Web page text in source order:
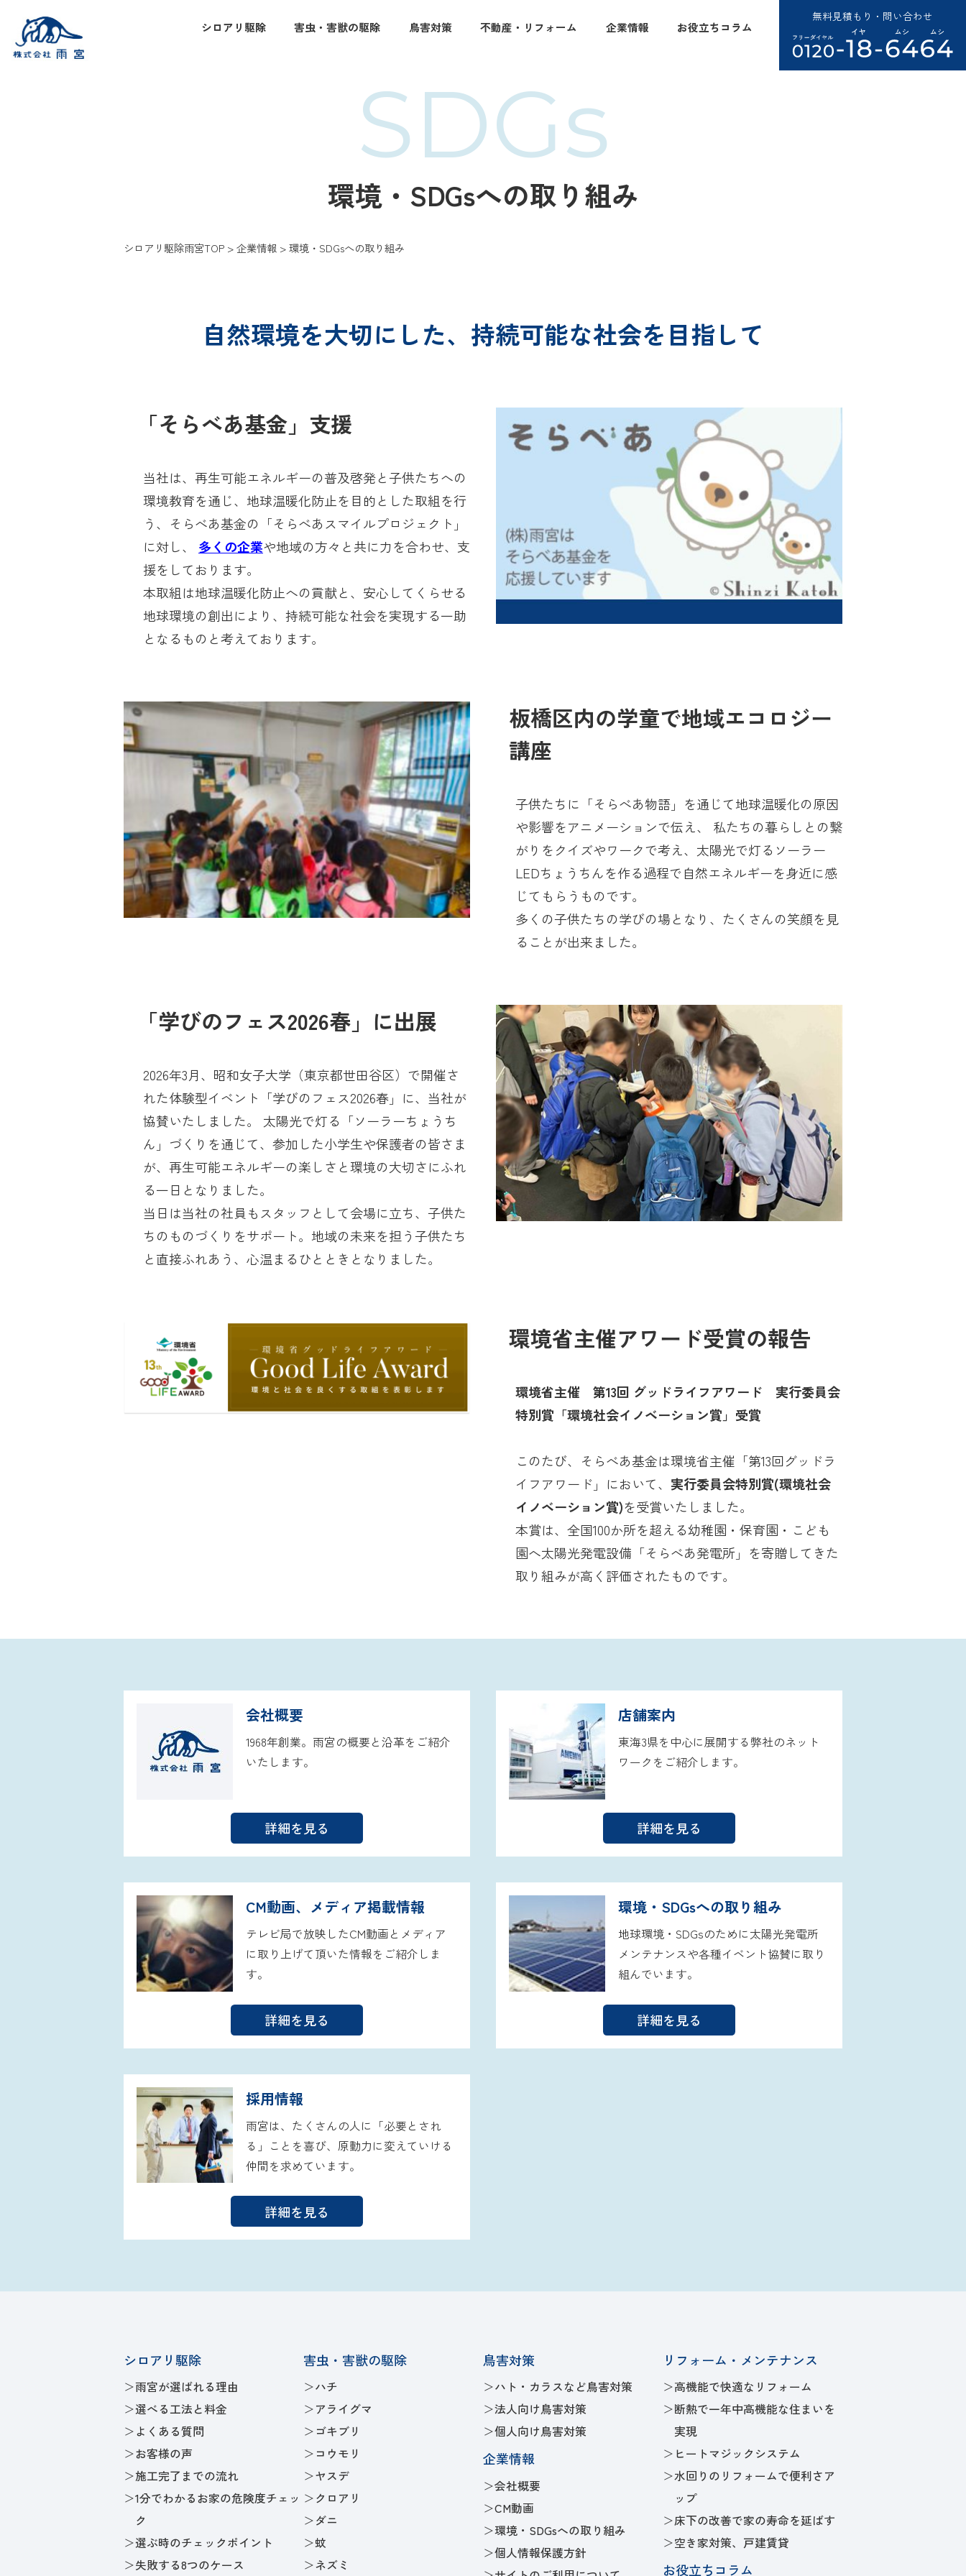
シロアリ駆除 害虫・害獣の駆除 鳥害対策 不動産・リフォーム 企業情報 お役立ちコラム
無料見積もり・問い合わせ
SDGs
環境・SDGsへの取り組み
シロアリ駆除雨宮TOP >企業情報 >環境・SDGsへの取り組み
自然環境を大切にした、持続可能な社会を目指して
「そらべあ基金」支援
当社は、再生可能エネルギーの普及啓発と子供たちへの
環境教育を通じ、地球温暖化防止を目的とした取組を行
う、そらべあ基金の「そらべあスマイルプロジェクト」
に対し、 多くの企業や地域の方々と共に力を合わせ、支
援をしております。
本取組は地球温暖化防止への貢献と、安心してくらせる
地球環境の創出により、持続可能な社会を実現する一助
となるものと考えております。
板橋区内の学童で地域エコロジー
講座
子供たちに「そらべあ物語」を通じて地球温暖化の原因
や影響をアニメーションで伝え、 私たちの暮らしとの繋
がりをクイズやワークで考え、太陽光で灯るソーラー
LEDちょうちんを作る過程で自然エネルギーを身近に感
じてもらうものです。
多くの子供たちの学びの場となり、たくさんの笑顔を見
ることが出来ました。
「学びのフェス2026春」に出展
2026年3月、昭和女子大学（東京都世田谷区）で開催さ
れた体験型イベント「学びのフェス2026春」に、当社が
協賛いたしました。 太陽光で灯る「ソーラーちょうち
ん」づくりを通じて、参加した小学生や保護者の皆さま
が、再生可能エネルギーの楽しさと環境の大切さにふれ
る一日となりました。
当日は当社の社員もスタッフとして会場に立ち、子供た
ちのものづくりをサポート。地域の未来を担う子供たち
と直接ふれあう、心温まるひとときとなりました。
環境省主催アワード受賞の報告
環境省主催 第13回 グッドライフアワード 実行委員会
特別賞「環境社会イノベーション賞」受賞
このたび、そらべあ基金は環境省主催「第13回グッドラ
イフアワード」において、 実行委員会特別賞(環境社会
イノベーション賞)を受賞いたしました。
本賞は、全国100か所を超える幼稚園・保育園・こども
園へ太陽光発電設備「そらべあ発電所」を寄贈してきた
取り組みが高く評価されたものです。
会社概要
1968年創業。雨宮の概要と沿革をご紹介
いたします。
詳細を見る
店舗案内
東海3県を中心に展開する弊社のネット
ワークをご紹介します。
詳細を見る
CM動画、 メディア掲載情報
テレビ局で放映したCM動画とメディア
に取り上げて頂いた情報をご紹介しま
す。
詳細を見る
環境・SDGsへの取り組み
地球環境・SDGsのために太陽光発電所
メンテナンスや各種イベント協賛に取り
組んでいます。
詳細を見る
採用情報
雨宮は、たくさんの人に「必要とされ
る」ことを喜び、原動力に変えていける
仲間を求めています。
詳細を見る
シロアリ駆除
雨宮が選ばれる理由
選べる工法と料金
よくある質問
お客様の声
施工完了までの流れ
1分でわかるお家の危険度チェッ
ク
選ぶ時のチェックポイント
失敗する8つのケース
害虫・害獣の駆除
ハチ
アライグマ
ゴキブリ
コウモリ
ヤスデ
クロアリ
ダニ
蚊
ネズミ
鳥害対策
ハト・カラスなど鳥害対策
法人向け鳥害対策
個人向け鳥害対策
企業情報
会社概要
CM動画
環境・SDGsへの取り組み
個人情報保護方針
リフォーム・メンテナンス
高機能で快適なリフォーム
断熱で一年中高機能な住まいを
実現
ヒートマジックシステム
水回りのリフォームで便利さア
ップ
床下の改善で家の寿命を延ばす
空き家対策、戸建賃貸
お役立ちコラム